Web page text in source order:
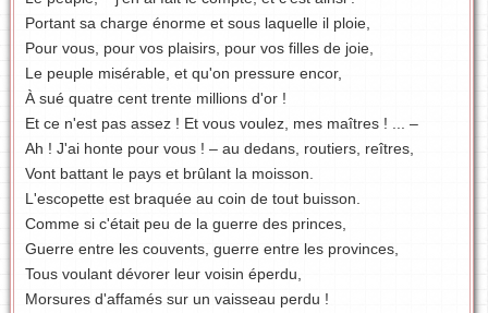
Portant sa charge énorme et sous laquelle il ploie,
Pour vous, pour vos plaisirs, pour vos filles de joie,
Le peuple misérable, et qu'on pressure encor,
À sué quatre cent trente millions d'or !
Et ce n'est pas assez ! Et vous voulez, mes maîtres ! ... –
Ah ! J'ai honte pour vous ! – au dedans, routiers, reîtres,
Vont battant le pays et brûlant la moisson.
L'escopette est braquée au coin de tout buisson.
Comme si c'était peu de la guerre des princes,
Guerre entre les couvents, guerre entre les provinces,
Tous voulant dévorer leur voisin éperdu,
Morsures d'affamés sur un vaisseau perdu !